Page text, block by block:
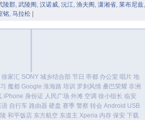
陵郡,武陵阁 ,汉诺威,沅江,渔夫阁 ,潇湘省,莱布尼兹
铭,马拉松
徐家汇 SONY 城乡结合部 节日 帝都 办公室 唱片 地
魔都 Google 淮海路 培训 罗刹风情 桑巴荣耀 非洲
iPhone 身份证 人民广场 外滩 空调 徐小组长 临安
语 自行车 路由器 硬盘 赛季 警察 转会 Android USB
和平饭店 东方航空 东道主 Xperia 内存 保安 下载